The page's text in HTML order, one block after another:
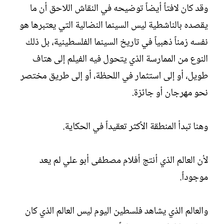
وقد كان لافتاً أيضاً توضيحه في النقاش اللاحق أن ما
يقصده بالناشطية ليس السينما النضالية التي يعتبرها هو
نفسه زمناً ذهبياً في تاريخ السينما الفلسطينية، بل ذلك
النوع من الممارسة الذي يتحول فيه الفيلم إلى هتاف
طويل، أو إلى استثمار في اللحظة، أو إلى طريق مختصر
نحو مهرجان أو جائزة.
وهنا تبدأ المنطقة الأكثر تعقيداً في الحكاية.
لأن العالم الذي أنتج أفلام مصطفى أبو علي لم يعد
موجوداً.
والعالم الذي يشاهد فلسطين اليوم ليس العالم الذي كان